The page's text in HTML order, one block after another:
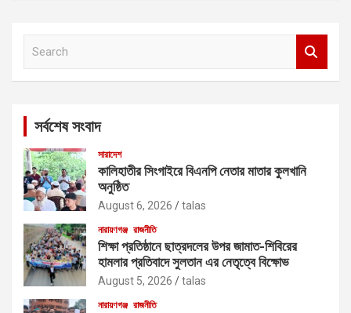
সর্বশেষ সংবাদ
সারাদেশ
কালিহাতীর সিংগাইরে বিএনপি নেতার মাতার কুলখানি
অনুষ্ঠিত
August 6, 2026 talas
নারায়ণগঞ্জ রাজনীতি
শিক্ষা প্রতিষ্ঠানে ছাত্রদলের উপর জামাত-শিবিরের
হামলার প্রতিবাদে সুলতান এর নেতৃত্বে বিক্ষোভ
August 5, 2026 talas
নারায়ণগঞ্জ রাজনীতি